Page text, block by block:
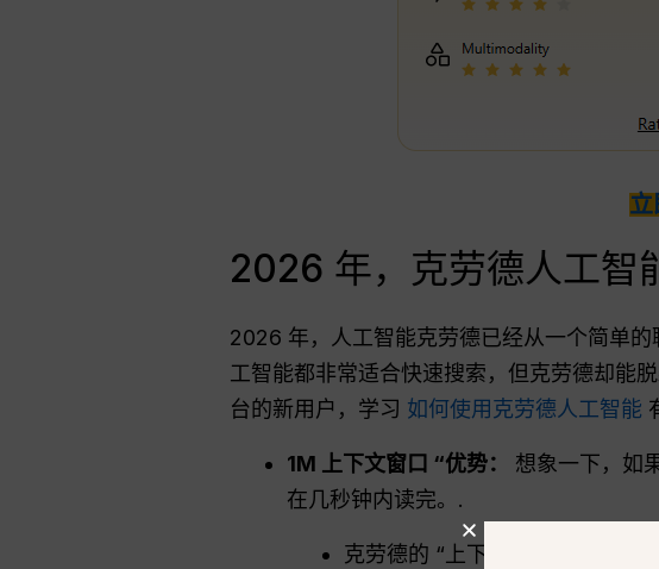
2026 年，克劳德人工智
2026 年，人工智能克劳德已经从一个简单
工智能都非常适合快速搜索，但克劳德却能
台的新用户，学习 如何使用克劳德人工智能
1M 上下文窗口 “优势：
想象一下，如
在几秒钟内读完。.
克劳德的 “上下文窗口”（短时记